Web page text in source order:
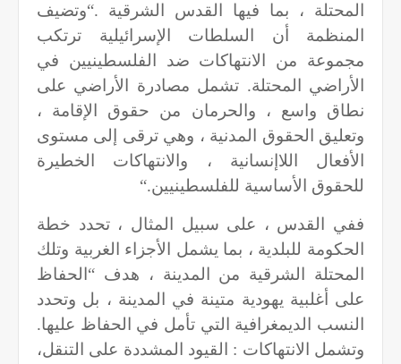
المحتلة ، بما فيها القدس الشرقية “.وتضيف
المنظمة أن السلطات الإسرائيلية ترتكب
مجموعة من الانتهاكات ضد الفلسطينيين في
الأراضي المحتلة. تشمل مصادرة الأراضي على
نطاق واسع ، والحرمان من حقوق الإقامة ،
وتعليق الحقوق المدنية ، وهي ترقى إلى مستوى
الأفعال اللاإنسانية ، والانتهاكات الخطيرة
للحقوق الأساسية للفلسطينيين“.
ففي القدس ، على سبيل المثال ، تحدد خطة
الحكومة للبلدية ، بما يشمل الأجزاء الغربية وتلك
المحتلة الشرقية من المدينة ، هدف “الحفاظ
على أغلبية يهودية متينة في المدينة ، بل وتحدد
النسب الديمغرافية التي تأمل في الحفاظ عليها.
وتشمل الانتهاكات : القيود المشددة على التنقل،